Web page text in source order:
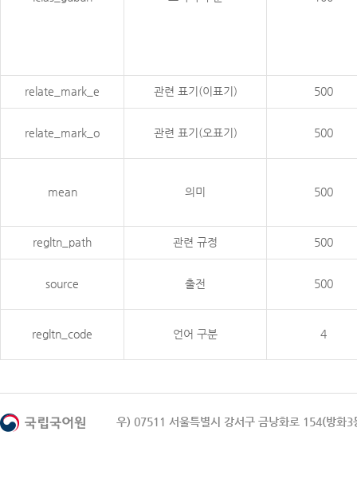
relate_mark_e 관련 표기(이표기) 500
relate_mark_o 관련 표기(오표기) 500
mean 의미 500
regltn_path 관련 규정 500
source 출전 500
regltn_code 언어 구분 4
우) 07511 서울특별시 강서구 금낭화로 154(방화3